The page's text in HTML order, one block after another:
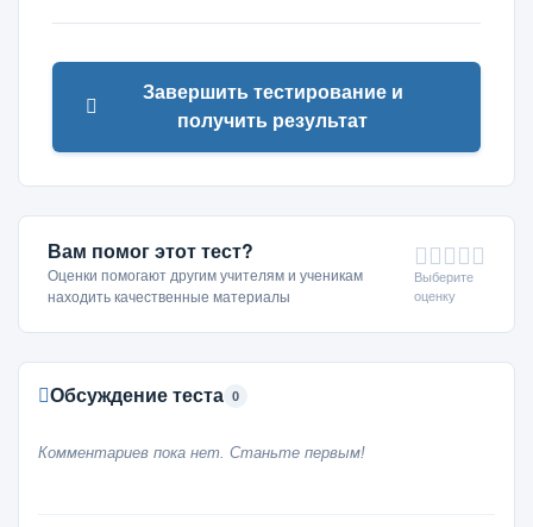
Завершить тестирование и
получить результат
Вам помог этот тест?
Оценки помогают другим учителям и ученикам
находить качественные материалы
Выберите
оценку
Обсуждение теста 0
Комментариев пока нет. Станьте первым!